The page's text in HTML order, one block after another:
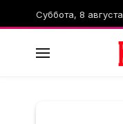
Суббота, 8 августа